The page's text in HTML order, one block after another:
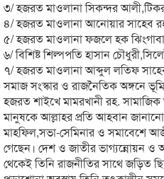
৩/ হজরত মাওলানা সিকন্দর
৪/ হজরত মাওলানা আনোয়ার সাহেব
৫/ হজরত মাওলানা ফজলে হক
৬/ বিশিষ্ট শিল্পপতি হাসান
৭/ হজরত মাওলানা আব্দুল লতিফ
সমাজ সংস্কার ও রাজনৈতিক অঙ্গনে
হজরত শাইখে মামরখানী রহ.
মানুষকে আল্লাহর প্রতি আহবান
মাহফিল,সভা-সেমিনার ও সমাবেশে
গেছেন। দেশ ও জাতীর ভাগ্যন্নোয়ন ও
থেকেই তিনি রাজনীতির সাথে জড়িত